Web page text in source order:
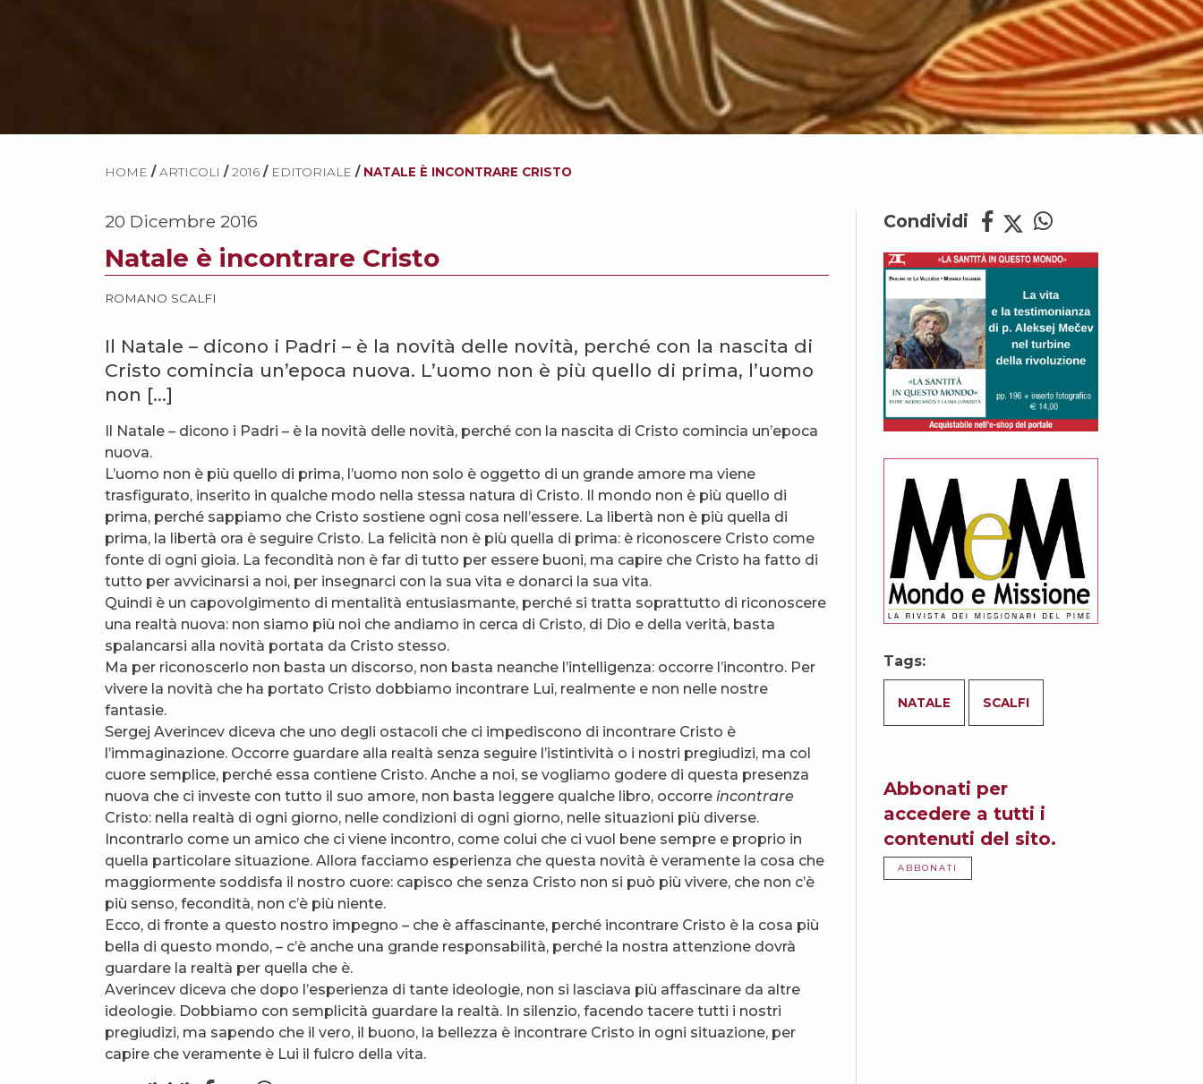
HOME / ARTICOLI / 2016 / EDITORIALE / NATALE È INCONTRARE CRISTO
20 Dicembre 2016
Natale è incontrare Cristo
ROMANO SCALFI
Il Natale – dicono i Padri – è la novità delle novità, perché con la nascita di
Cristo comincia un’epoca nuova. L’uomo non è più quello di prima, l’uomo
non […]
Il Natale – dicono i Padri – è la novità delle novità, perché con la nascita di Cristo comincia un’epoca
nuova.
L’uomo non è più quello di prima, l’uomo non solo è oggetto di un grande amore ma viene
trasfigurato, inserito in qualche modo nella stessa natura di Cristo. Il mondo non è più quello di
prima, perché sappiamo che Cristo sostiene ogni cosa nell’essere. La libertà non è più quella di
prima, la libertà ora è seguire Cristo. La felicità non è più quella di prima: è riconoscere Cristo come
fonte di ogni gioia. La fecondità non è far di tutto per essere buoni, ma capire che Cristo ha fatto di
tutto per avvicinarsi a noi, per insegnarci con la sua vita e donarci la sua vita.
Quindi è un capovolgimento di mentalità entusiasmante, perché si tratta soprattutto di riconoscere
una realtà nuova: non siamo più noi che andiamo in cerca di Cristo, di Dio e della verità, basta
spalancarsi alla novità portata da Cristo stesso.
Ma per riconoscerlo non basta un discorso, non basta neanche l’intelligenza: occorre l’incontro. Per
vivere la novità che ha portato Cristo dobbiamo incontrare Lui, realmente e non nelle nostre
fantasie.
Sergej Averincev diceva che uno degli ostacoli che ci impediscono di incontrare Cristo è
l’immaginazione. Occorre guardare alla realtà senza seguire l’istintività o i nostri pregiudizi, ma col
cuore semplice, perché essa contiene Cristo. Anche a noi, se vogliamo godere di questa presenza
nuova che ci investe con tutto il suo amore, non basta leggere qualche libro, occorre incontrare
Cristo: nella realtà di ogni giorno, nelle condizioni di ogni giorno, nelle situazioni più diverse.
Incontrarlo come un amico che ci viene incontro, come colui che ci vuol bene sempre e proprio in
quella particolare situazione. Allora facciamo esperienza che questa novità è veramente la cosa che
maggiormente soddisfa il nostro cuore: capisco che senza Cristo non si può più vivere, che non c’è
più senso, fecondità, non c’è più niente.
Ecco, di fronte a questo nostro impegno – che è affascinante, perché incontrare Cristo è la cosa più
bella di questo mondo, – c’è anche una grande responsabilità, perché la nostra attenzione dovrà
guardare la realtà per quella che è.
Averincev diceva che dopo l’esperienza di tante ideologie, non si lasciava più affascinare da altre
ideologie. Dobbiamo con semplicità guardare la realtà. In silenzio, facendo tacere tutti i nostri
pregiudizi, ma sapendo che il vero, il buono, la bellezza è incontrare Cristo in ogni situazione, per
capire che veramente è Lui il fulcro della vita.
Condividi
Tags:
NATALE SCALFI
Abbonati per
accedere a tutti i
contenuti del sito.
ABBONATI